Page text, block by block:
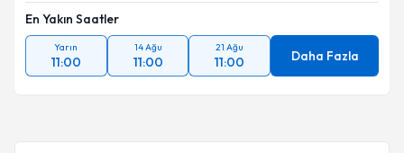
En Yakın Saatler
Yarın
11:00
14 Ağu
11:00
21 Ağu
11:00 Daha Fazla